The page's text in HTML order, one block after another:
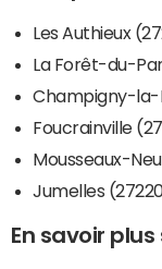
Les Authieux
La Forêt-du-
Champigny-la-
Foucrainville
Mousseaux-
Jumelles
En savoir